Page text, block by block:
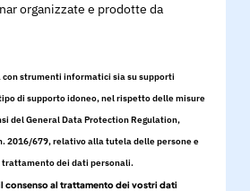
organizzate e prodotte da
strumenti informatici sia su supporti
di supporto idoneo, nel rispetto delle misure
del General Data Protection Regulation,
2016/679, relativo alla tutela delle persone e
dei dati personali.
consenso al trattamento dei vostri dati